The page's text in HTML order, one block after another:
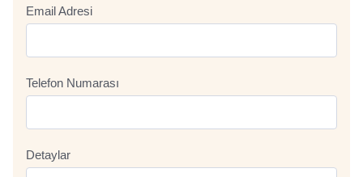
Email Adresi
Telefon Numarası
Detaylar